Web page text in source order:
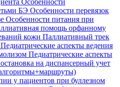
Особенности
БЭ Особенности перевязок
Особенности питания при
помощь орфанному
кожи Паллиативный трек
Педиатрические аспекты ведения
Педиатрические аспекты
на диспансерный учет
у пациентов при буллезном